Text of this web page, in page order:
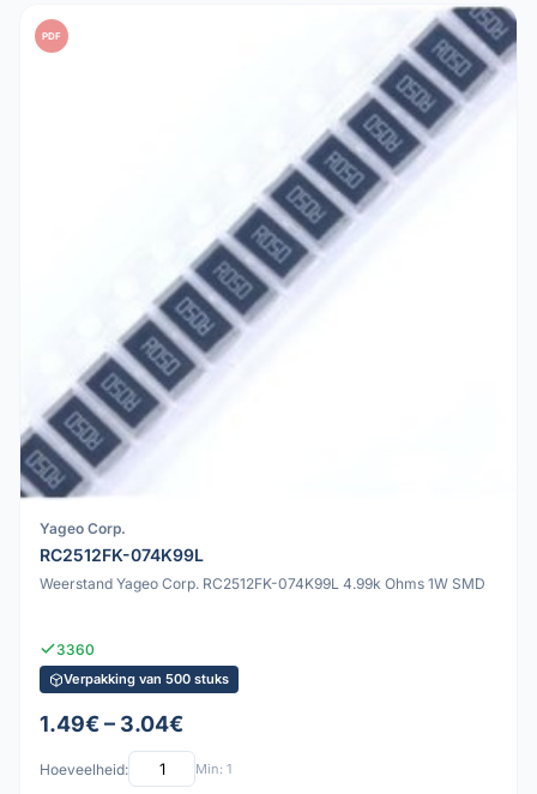
PDF
Yageo Corp.
RC2512FK-074K99L
Weerstand Yageo Corp. RC2512FK-074K99L 4.99k Ohms 1W SMD
3360
Verpakking van 500 stuks
1.49€ – 3.04€
Hoeveelheid: Min: 1